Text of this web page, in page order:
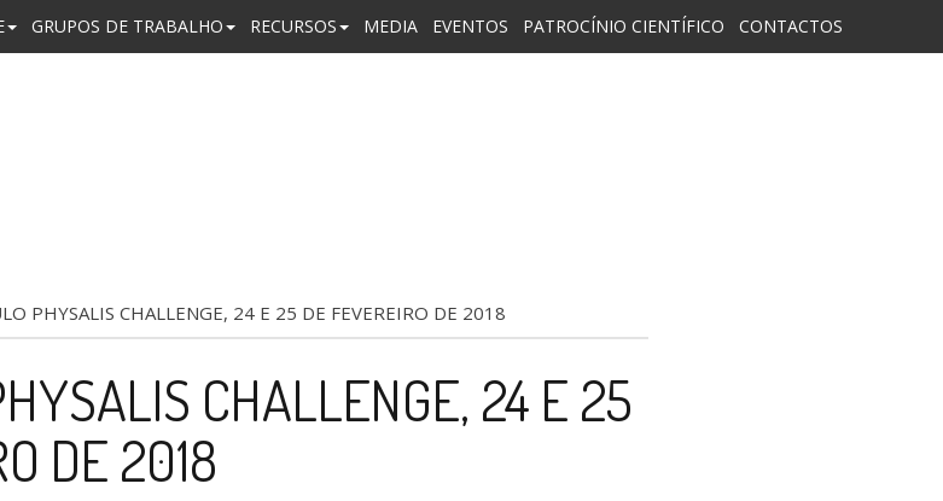
GRUPOS DE TRABALHO RECURSOS MEDIA EVENTOS PATROCÍNIO CIENTÍFICO CONTACTOS
PHYSALIS CHALLENGE, 24 E 25 DE FEVEREIRO DE 2018
CHALLENGE, 24 E 25
DE 2018